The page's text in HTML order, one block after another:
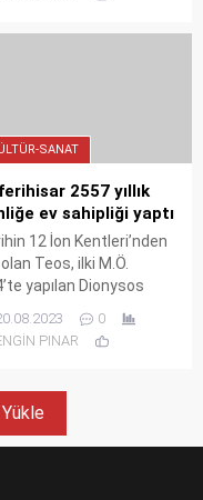
gerçekleşen
Aslıhan And Flüt
konseri ile başlarken,
Meydanı’nda
konuk
muhteşem
ve Bora
konseri ile sona erdi.
SANAT
2557 yıllık
ev sahipliği yaptı
12 İon Kentleri’nden
Teos, ilki M.Ö.
yapılan Dionysos
2557 yıl sonra
ev sahipliği yaptı.
ilk sanatçılar
Sığacık
gün boyunca
etkinliklerine ev
0
PINAR